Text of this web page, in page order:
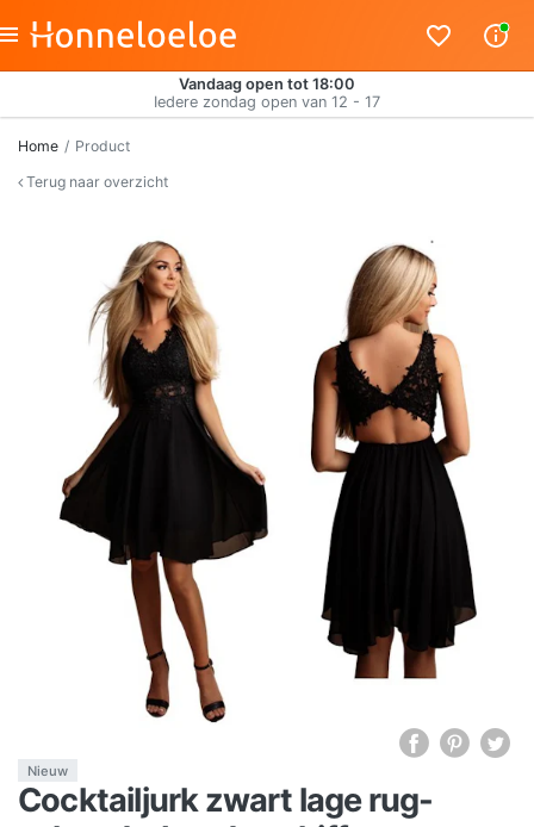
Vandaag open tot 18:00
Iedere zondag open van 12 - 17
Home
Product
Terug naar overzicht
Nieuw
Cocktailjurk zwart lage rug-